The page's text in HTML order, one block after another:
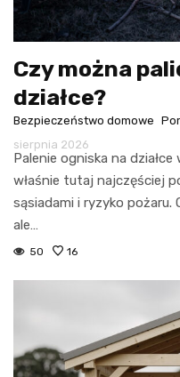
Czy można
działce?
Bezpieczeństwo domowe
sierpnia 2026
Palenie ogniska na
właśnie tutaj najczęściej
sąsiadami i ryzyko pożaru.
ale…
50 16